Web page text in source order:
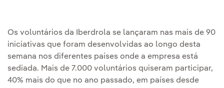
Os voluntários da Iberdrola se lançaram nas mais de 90
iniciativas que foram desenvolvidas ao longo desta
semana nos diferentes países onde a empresa está
sediada. Mais de 7.000 voluntários quiseram participar,
40% mais do que no ano passado, em países desde